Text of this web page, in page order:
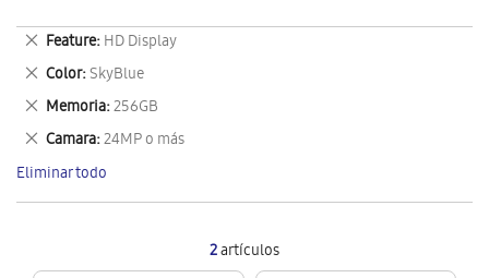
2artículos
Feature HD Display
Eliminar
este
artículo
Color SkyBlue
Eliminar
este
artículo
Memoria 256GB
Eliminar
este
artículo
Camara 24MP o más
Eliminar
este
artículo
Eliminar todo